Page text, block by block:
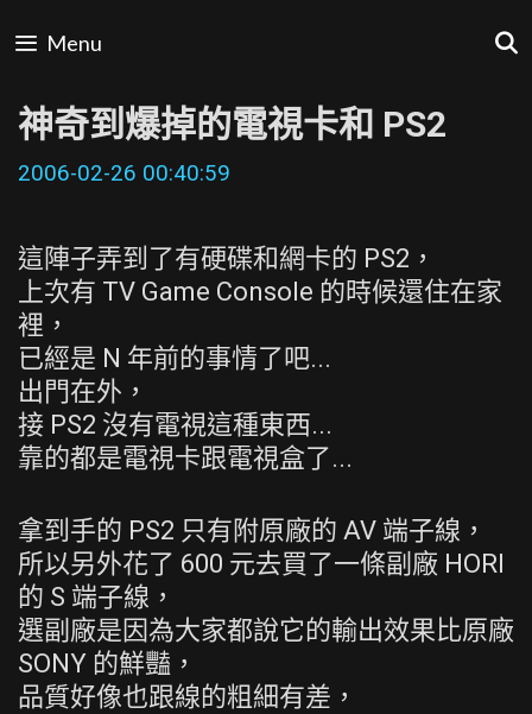
to
Menu
神奇到爆掉的電視卡和 PS2
2006-02-26 00:40:59
這陣子弄到了有硬碟和網卡的 PS2，
上次有 TV Game Console 的時候還住在家
裡，
已經是 N 年前的事情了吧...
出門在外，
接 PS2 沒有電視這種東西...
靠的都是電視卡跟電視盒了...
拿到手的 PS2 只有附原廠的 AV 端子線，
所以另外花了 600 元去買了一條副廠 HORI
的 S 端子線，
選副廠是因為大家都說它的輸出效果比原廠
SONY 的鮮豔，
品質好像也跟線的粗細有差，